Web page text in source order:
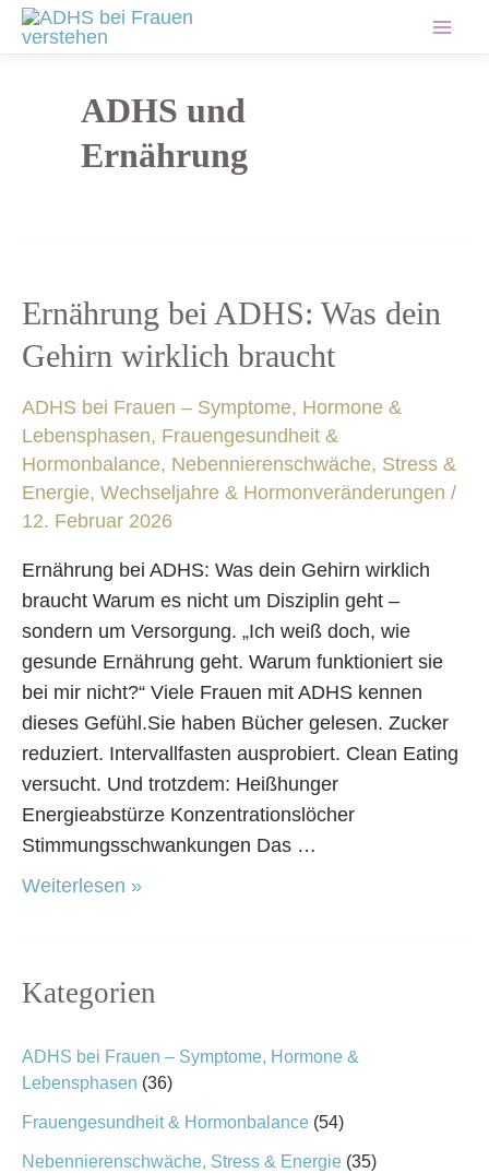
Zum
Inhalt
ADHS und
Ernährung
Ernährung bei ADHS: Was dein
Gehirn wirklich braucht
ADHS bei Frauen – Symptome, Hormone &
Lebensphasen, Frauengesundheit &
Hormonbalance, Nebennierenschwäche, Stress &
Energie, Wechseljahre & Hormonveränderungen /
12. Februar 2026
Ernährung bei ADHS: Was dein Gehirn wirklich
braucht Warum es nicht um Disziplin geht –
sondern um Versorgung. „Ich weiß doch, wie
gesunde Ernährung geht. Warum funktioniert sie
bei mir nicht?“ Viele Frauen mit ADHS kennen
dieses Gefühl.Sie haben Bücher gelesen. Zucker
reduziert. Intervallfasten ausprobiert. Clean Eating
versucht. Und trotzdem: Heißhunger
Energieabstürze Konzentrationslöcher
Stimmungsschwankungen Das …
Ernährung
ADHS:
Was
dein
Gehirn
wirklich
braucht
Weiterlesen »
Kategorien
ADHS bei Frauen – Symptome, Hormone &
Lebensphasen (36)
Frauengesundheit & Hormonbalance (54)
Nebennierenschwäche, Stress & Energie (35)